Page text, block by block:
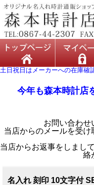
土日祝日はメーカーへの在庫確
今年も森本時計店
お問い合わせ
当店からのメールを受け
当店からお返事をしまし
絡
名入れ 刻印 10文字付